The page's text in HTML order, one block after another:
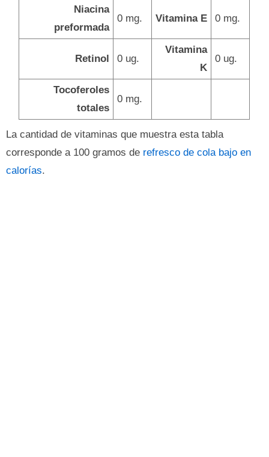
Niacina
preformada
0 mg. Vitamina E 0 mg.
Retinol 0 ug.
Vitamina
K
0 ug.
Tocoferoles
totales
0 mg.
La cantidad de vitaminas que muestra esta tabla
corresponde a 100 gramos de refresco de cola bajo en
calorías.